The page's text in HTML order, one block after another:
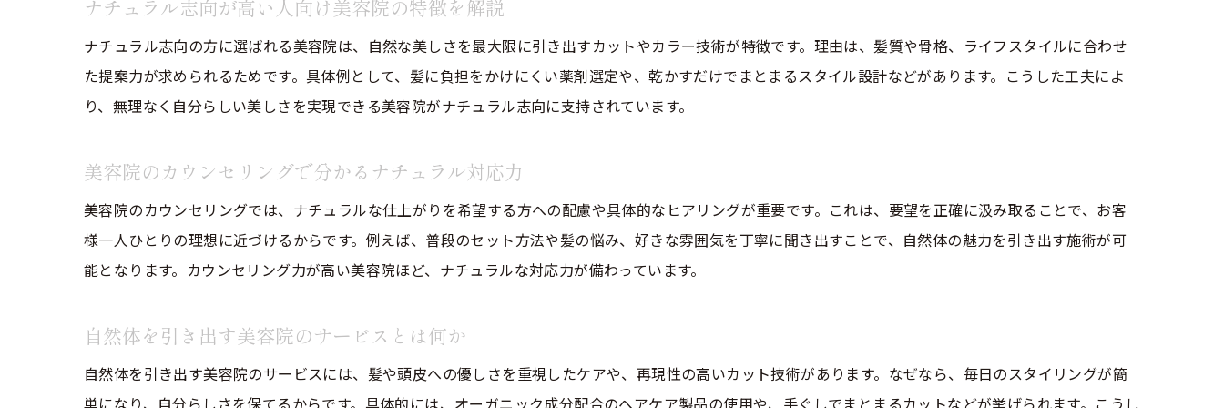
美容院の選び方でよくある失敗とその対策法
美容院の予約時に確認すべきナチュラル対応力
美容院で自分らしさを活かすナチュラル提案法
理想のヘアスタイル実現のための美容院相談術
自分に合う美容院で新しい魅力を発見する方法
美容院活用で毎日を輝かせるナチュラルヘア習慣
美容院選びを楽しむことで広がる美しさの可能性
ナチュラル志向が高い人向け美容院の特徴を解説
ナチュラル志向の方に選ばれる美容院は、自然な美しさを最大限に引き出すカットやカラー技術が特徴です。理由は、髪質や骨格、ライフスタイルに合わせ
た提案力が求められるためです。具体例として、髪に負担をかけにくい薬剤選定や、乾かすだけでまとまるスタイル設計などがあります。こうした工夫によ
り、無理なく自分らしい美しさを実現できる美容院がナチュラル志向に支持されています。
美容院のカウンセリングで分かるナチュラル対応力
美容院のカウンセリングでは、ナチュラルな仕上がりを希望する方への配慮や具体的なヒアリングが重要です。これは、要望を正確に汲み取ることで、お客
様一人ひとりの理想に近づけるからです。例えば、普段のセット方法や髪の悩み、好きな雰囲気を丁寧に聞き出すことで、自然体の魅力を引き出す施術が可
能となります。カウンセリング力が高い美容院ほど、ナチュラルな対応力が備わっています。
自然体を引き出す美容院のサービスとは何か
自然体を引き出す美容院のサービスには、髪や頭皮への優しさを重視したケアや、再現性の高いカット技術があります。なぜなら、毎日のスタイリングが簡
単になり、自分らしさを保てるからです。具体的には、オーガニック成分配合のヘアケア製品の使用や、手ぐしでまとまるカットなどが挙げられます。こうし